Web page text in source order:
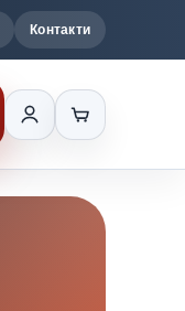
Контакти